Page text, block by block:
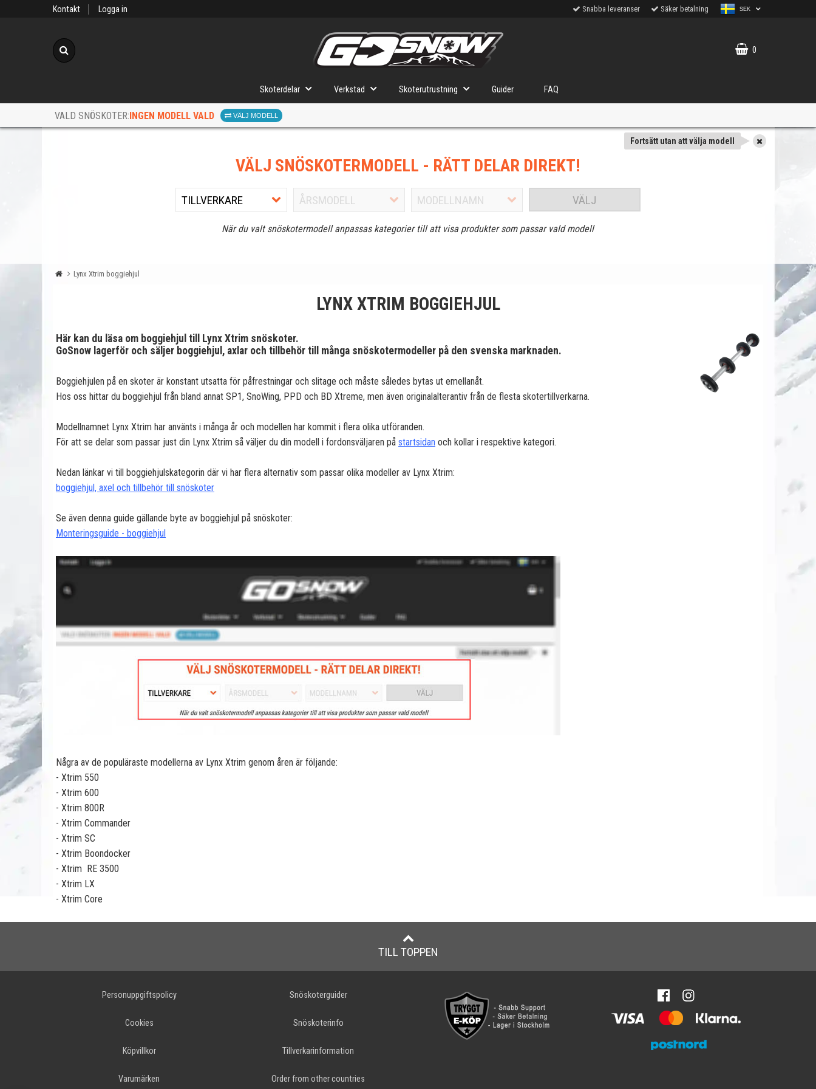
Kontakt Logga in Snabba leveranser Säker betalning SEK
0
Skoterdelar Verkstad Skoterutrustning Guider FAQ
VALD SNÖSKOTER:INGEN MODELL VALD VÄLJ MODELL
Fortsätt utan att välja modell
VÄLJ SNÖSKOTERMODELL - RÄTT DELAR DIREKT!
VÄLJ
När du valt snöskotermodell anpassas kategorier till att visa produkter som passar vald modell
Lynx Xtrim boggiehjul
LYNX XTRIM BOGGIEHJUL
Här kan du läsa om boggiehjul till Lynx Xtrim snöskoter.
GoSnow lagerför och säljer boggiehjul, axlar och tillbehör till många snöskotermodeller på den svenska marknaden.
Boggiehjulen på en skoter är konstant utsatta för påfrestningar och slitage och måste således bytas ut emellanåt.
Hos oss hittar du boggiehjul från bland annat SP1, SnoWing, PPD och BD Xtreme, men även originalalterantiv från de flesta skotertillverkarna.
Modellnamnet Lynx Xtrim har använts i många år och modellen har kommit i flera olika utföranden.
För att se delar som passar just din Lynx Xtrim så väljer du din modell i fordonsväljaren på startsidan och kollar i respektive kategori.
Nedan länkar vi till boggiehjulskategorin där vi har flera alternativ som passar olika modeller av Lynx Xtrim:
boggiehjul, axel och tillbehör till snöskoter
Se även denna guide gällande byte av boggiehjul på snöskoter:
Monteringsguide - boggiehjul
Några av de populäraste modellerna av Lynx Xtrim genom åren är följande:
- Xtrim 550
- Xtrim 600
- Xtrim 800R
- Xtrim Commander
- Xtrim SC
- Xtrim Boondocker
- Xtrim RE 3500
- Xtrim LX
- Xtrim Core
TILL TOPPEN
Personuppgiftspolicy
Cookies
Köpvillkor
Varumärken
Snöskoterguider
Snöskoterinfo
Tillverkarinformation
Order from other countries